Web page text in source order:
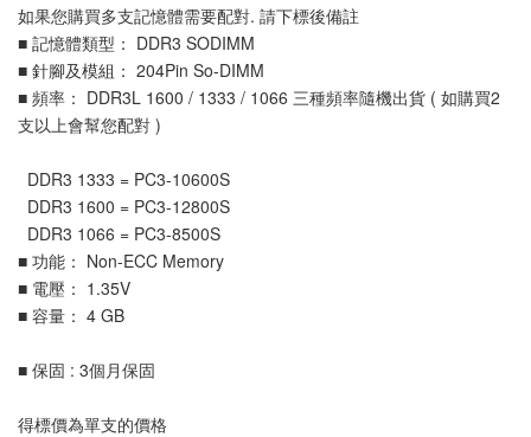
如果您購買多支記憶體需要配對. 請下標後備註
■ 記憶體類型： DDR3 SODIMM
■ 針腳及模組： 204Pin So-DIMM
■ 頻率： DDR3L 1600 / 1333 / 1066 三種頻率隨機出貨 ( 如購買2
支以上會幫您配對 )
DDR3 1333 = PC3-10600S
DDR3 1600 = PC3-12800S
DDR3 1066 = PC3-8500S
■ 功能： Non-ECC Memory
■ 電壓： 1.35V
■ 容量： 4 GB
■ 保固 : 3個月保固
得標價為單支的價格